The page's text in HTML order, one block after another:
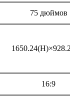
75 дюймов
16:9